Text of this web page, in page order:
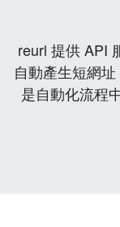
reurl 提供 API
自動產生短網
是自動化流程